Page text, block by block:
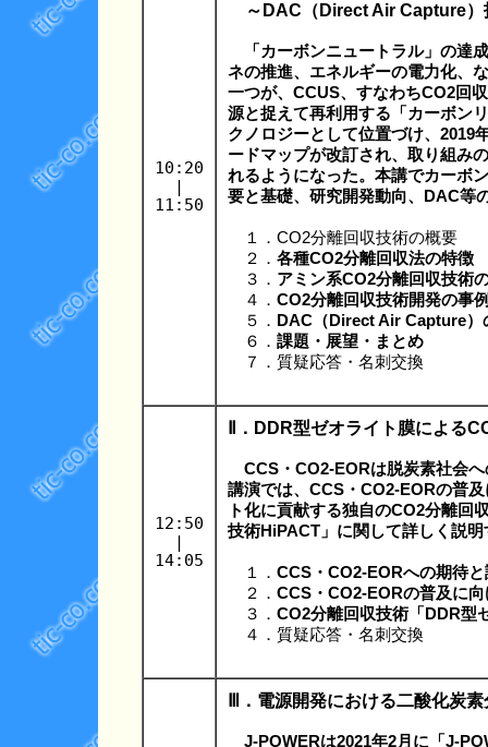
10:20
|
11:50
～DAC（Direct Air Capture）
「カーボンニュートラル」の達
ネの推進、エネルギーの電力化、
一つが、CCUS、すなわちCO2回
源と捉えて再利用する「カーボン
クノロジーとして位置づけ、2019
ードマップが改訂され、取り組み
れるようになった。本講でカーボ
要と基礎、研究開発動向、DAC等
１．CO2分離回収技術の概要
２． 各種CO2分離回収法の特徴
３． アミン系CO2分離回収技術
４． CO2分離回収技術開発の事
５． DAC（Direct Air Capture）
６． 課題・展望・まとめ
７．質疑応答・名刺交換
12:50
|
14:05
Ⅱ．DDR型ゼオライト膜による
CCS・CO2-EORは脱炭素社会
講演では、CCS・CO2-EORの普
ト化に貢献する独自のCO2分離回
技術HiPACT」に関して詳しく説明
１． CCS・CO2-EORへの期待と
２． CCS・CO2-EORの普及に
３． CO2分離回収技術「DDR型
４．質疑応答・名刺交換
Ⅲ．電源開発における二酸化炭
J-POWERは2021年2月に「J-